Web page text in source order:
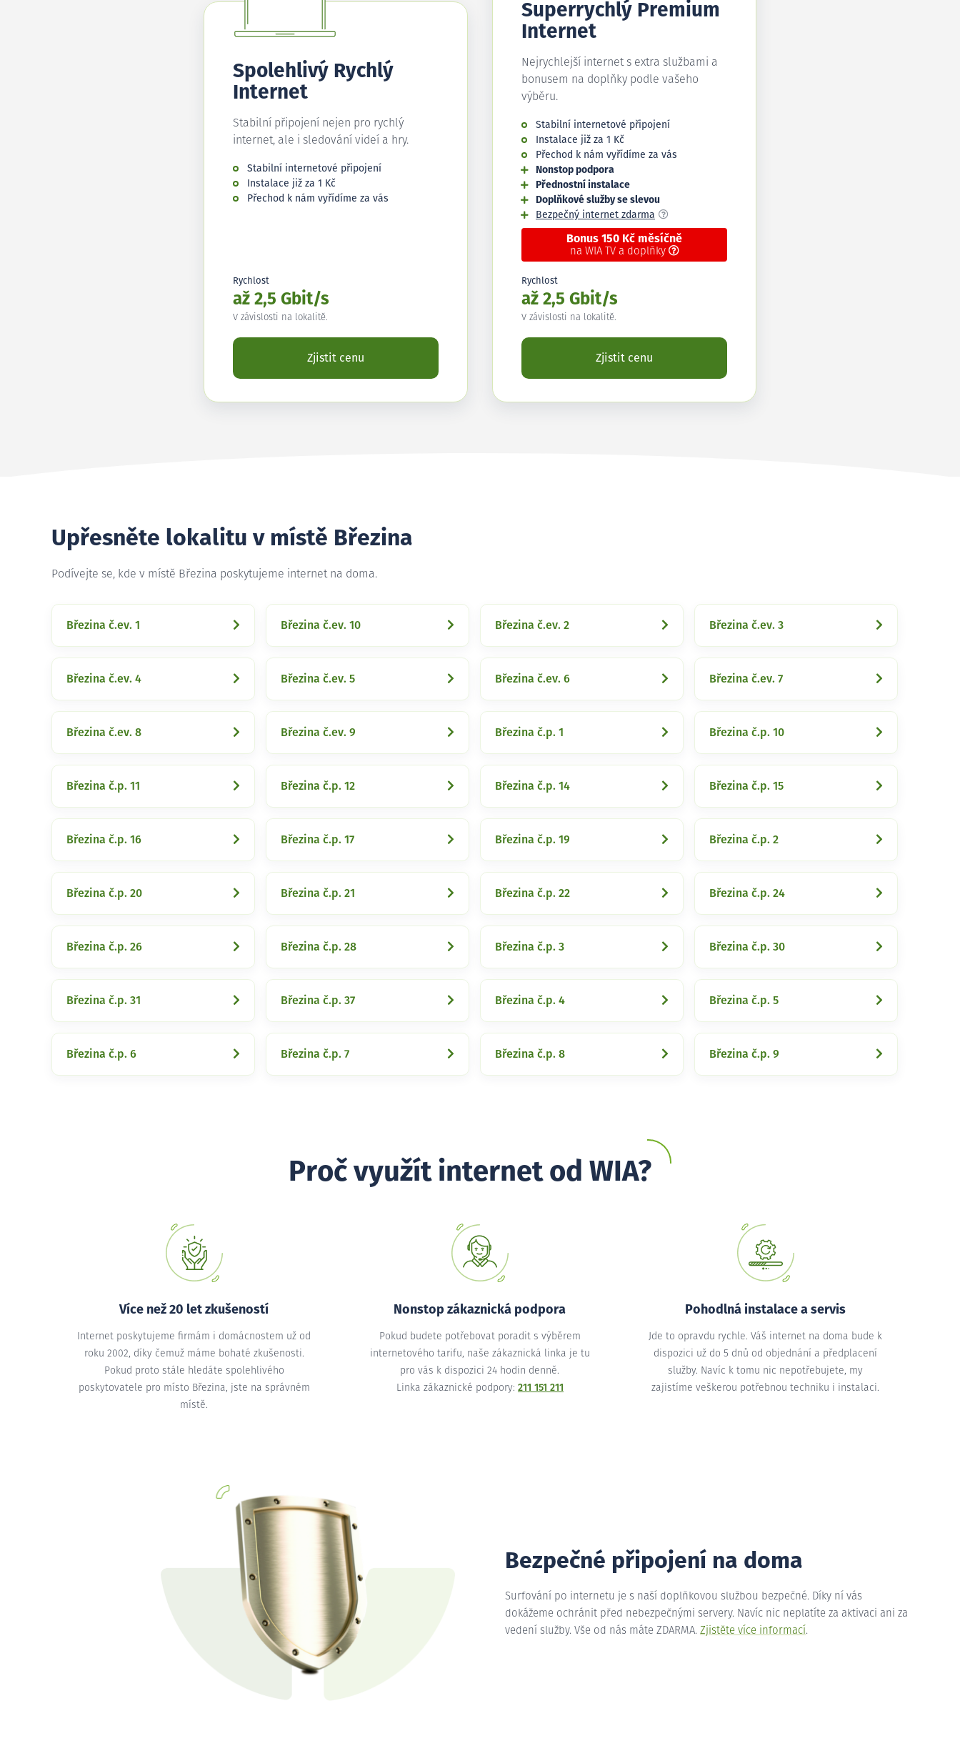
Spolehlivý Rychlý
Internet
Stabilní připojení nejen pro rychlý
internet, ale i sledování videí a hry.
Stabilní internetové připojení
Instalace již za 1 Kč
Přechod k nám vyřídíme za vás
Rychlost
až 2,5 Gbit/s
V závislosti na lokalitě.
Zjistit cenu
Superrychlý Premium
Internet
Nejrychlejší internet s extra službami a
bonusem na doplňky podle vašeho
výběru.
Stabilní internetové připojení
Instalace již za 1 Kč
Přechod k nám vyřídíme za vás
Nonstop podpora
Přednostní instalace
Doplňkové služby se slevou
Bezpečný internet zdarma
Bonus 150 Kč měsíčně
na WIA TV a doplňky
Rychlost
až 2,5 Gbit/s
V závislosti na lokalitě.
Zjistit cenu
Upřesněte lokalitu v místě Březina
Podívejte se, kde v místě Březina poskytujeme internet na doma.
Březina č.ev. 1 Březina č.ev. 10 Březina č.ev. 2 Březina č.ev. 3
Březina č.ev. 4 Březina č.ev. 5 Březina č.ev. 6 Březina č.ev. 7
Březina č.ev. 8 Březina č.ev. 9 Březina č.p. 1 Březina č.p. 10
Březina č.p. 11 Březina č.p. 12 Březina č.p. 14 Březina č.p. 15
Březina č.p. 16 Březina č.p. 17 Březina č.p. 19 Březina č.p. 2
Březina č.p. 20 Březina č.p. 21 Březina č.p. 22 Březina č.p. 24
Březina č.p. 26 Březina č.p. 28 Březina č.p. 3 Březina č.p. 30
Březina č.p. 31 Březina č.p. 37 Březina č.p. 4 Březina č.p. 5
Březina č.p. 6 Březina č.p. 7 Březina č.p. 8 Březina č.p. 9
Proč využít internet od WIA?
Více než 20 let zkušeností
Internet poskytujeme firmám i domácnostem už od
roku 2002, díky čemuž máme bohaté zkušenosti.
Pokud proto stále hledáte spolehlivého
poskytovatele pro místo Březina, jste na správném
místě.
Nonstop zákaznická podpora
Pokud budete potřebovat poradit s výběrem
internetového tarifu, naše zákaznická linka je tu
pro vás k dispozici 24 hodin denně.
Linka zákaznické podpory: 211 151 211
Pohodlná instalace a servis
Jde to opravdu rychle. Váš internet na doma bude k
dispozici už do 5 dnů od objednání a předplacení
služby. Navíc k tomu nic nepotřebujete, my
zajistíme veškerou potřebnou techniku i instalaci.
Bezpečné připojení na doma
Surfování po internetu je s naší doplňkovou službou bezpečné. Díky ní vás
dokážeme ochránit před nebezpečnými servery. Navíc nic neplatíte za aktivaci ani za
vedení služby. Vše od nás máte ZDARMA. Zjistěte více informací.